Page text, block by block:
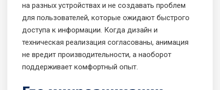
на разных устройствах и не создавать проблем
для пользователей, которые ожидают быстрого
доступа к информации. Когда дизайн и
техническая реализация согласованы, анимация
не вредит производительности, а наоборот
поддерживает комфортный опыт.